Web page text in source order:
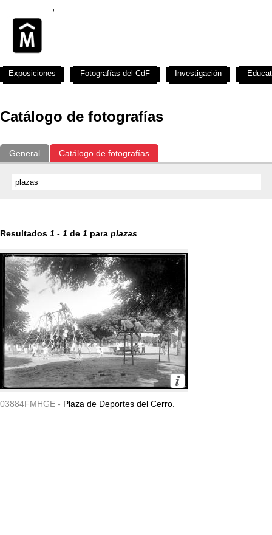
Catálogo de fotografías
General Catálogo de fotografías
Resultados 1 - 1 de 1 para plazas
03884FMHGE - Plaza de Deportes del Cerro.
Exposiciones Fotografías del CdF Investigación